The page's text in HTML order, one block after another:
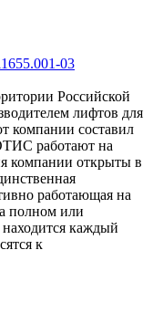
03
Российской
лифтов для
компании составил
работают на
компании открыты в
работающая на
полном или
каждый
к